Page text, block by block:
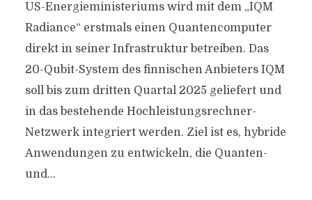
US-Energieministeriums wird mit dem „IQM
Radiance“ erstmals einen Quantencomputer
direkt in seiner Infrastruktur betreiben. Das
20-Qubit-System des finnischen Anbieters IQM
soll bis zum dritten Quartal 2025 geliefert und
in das bestehende Hochleistungsrechner-
Netzwerk integriert werden. Ziel ist es, hybride
Anwendungen zu entwickeln, die Quanten-
und...